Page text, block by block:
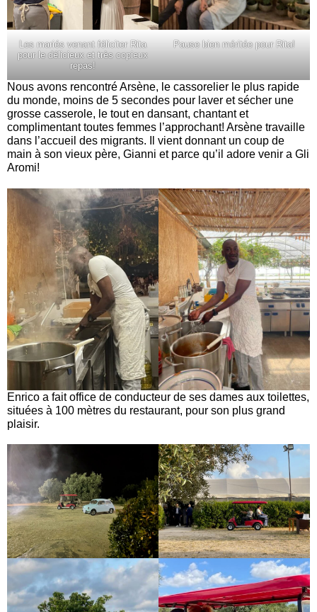
Les mariés venant féliciter Rita
pour le délicieux et très copieux
repas!
Pause bien méritée pour Rita!
Nous avons rencontré Arsène, le cassorelier le plus rapide
du monde, moins de 5 secondes pour laver et sécher une
grosse casserole, le tout en dansant, chantant et
complimentant toutes femmes l’approchant! Arsène travaille
dans l’accueil des migrants. Il vient donnant un coup de
main à son vieux père, Gianni et parce qu’il adore venir a Gli
Aromi!
Enrico a fait office de conducteur de ses dames aux toilettes,
situées à 100 mètres du restaurant, pour son plus grand
plaisir.